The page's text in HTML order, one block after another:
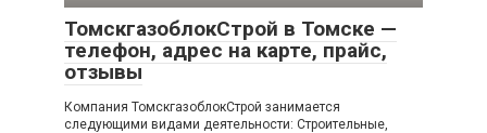
ТомскгазоблокСтрой в Томске —
телефон, адрес на карте, прайс,
отзывы
Компания ТомскгазоблокСтрой занимается
следующими видами деятельности: Строительные,